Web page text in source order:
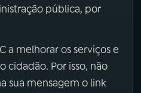
pública, por
a melhorar os serviços e
cidadão. Por isso, não
sua mensagem o link